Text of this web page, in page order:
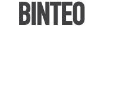
ΒΙΝΤΕΟ